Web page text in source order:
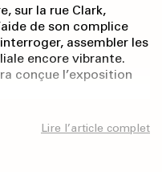
sur la rue Clark,
de son complice
assembler les
encore vibrante.
conçue l’exposition
Lire l’article complet